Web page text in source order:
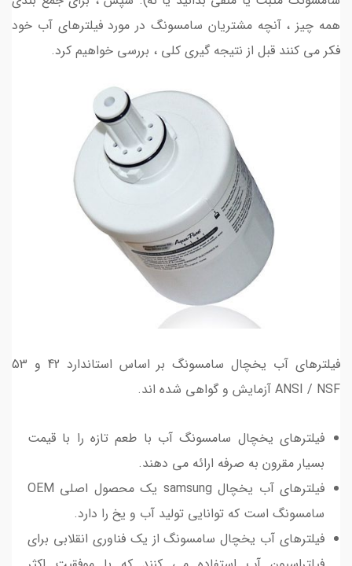
همه چیز ، آنچه مشتریان سامسونگ در مورد فیلترهای آب خود
فکر می کنند قبل از نتیجه گیری کلی ، بررسی خواهیم کرد.
فیلترهای آب یخچال سامسونگ بر اساس استاندارد 42 و 53
ANSI / NSF آزمایش و گواهی شده اند.
فیلترهای یخچال سامسونگ آب با طعم تازه را با قیمت
بسیار مقرون به صرفه ارائه می دهند.
فیلترهای آب یخچال samsung یک محصول اصلی OEM
سامسونگ است که توانایی تولید آب و یخ را دارد.
فیلترهای آب یخچال سامسونگ از یک فناوری انقلابی برای